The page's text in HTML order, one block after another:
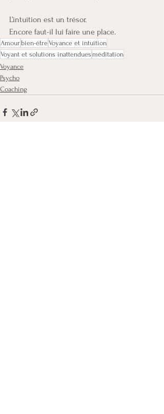
L’intuition est un trésor.
Encore faut-il lui faire une place.
Amour bien-êtreVoyance et intuition
Voyant et solutions inattendues méditation
Voyance
Psycho
Coaching